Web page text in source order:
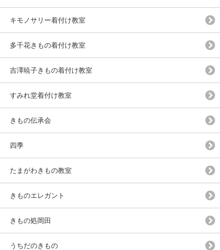
キモノサリー着付け教室
多千花きもの着付け教室
吉澤暁子きもの着付け教室
すみれ堂着付け教室
きもの伝承会
四季
たまがわきもの教室
きものエレガント
きもの処岡田
うちだのきもの